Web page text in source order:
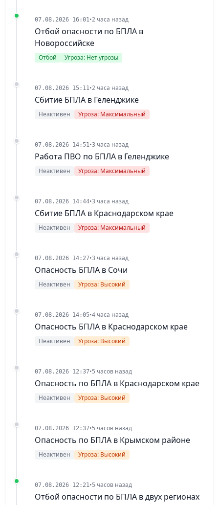
07.08.2026 16:01•2 часа назад
Отбой опасности по БПЛА в
Новороссийске
Отбой Угроза: Нет угрозы
07.08.2026 15:11•2 часа назад
Сбитие БПЛА в Геленджике
Неактивен Угроза: Максимальный
07.08.2026 14:51•3 часа назад
Работа ПВО по БПЛА в Геленджике
Неактивен Угроза: Максимальный
07.08.2026 14:44•3 часа назад
Сбитие БПЛА в Краснодарском крае
Неактивен Угроза: Максимальный
07.08.2026 14:27•3 часа назад
Опасность БПЛА в Сочи
Неактивен Угроза: Высокий
07.08.2026 14:05•4 часа назад
Опасность БПЛА в Краснодарском крае
Неактивен Угроза: Высокий
07.08.2026 12:37•5 часов назад
Опасность по БПЛА в Краснодарском крае
Неактивен Угроза: Высокий
07.08.2026 12:37•5 часов назад
Опасность по БПЛА в Крымском районе
Неактивен Угроза: Высокий
07.08.2026 12:21•5 часов назад
Отбой опасности по БПЛА в двух регионах